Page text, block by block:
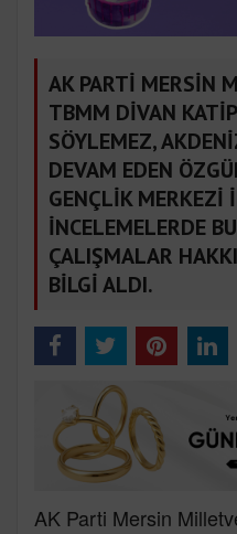
AK PARTİ MERSİN
TBMM DİVAN
SÖYLEMEZ,
DEVAM EDEN
GENÇLİK MERKEZİ
İNCELEMELERDE
ÇALIŞMALAR
BİLGİ ALDI.
AK Parti Mersin